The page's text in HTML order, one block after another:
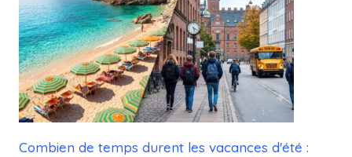
Combien de temps durent les vacances d'été :